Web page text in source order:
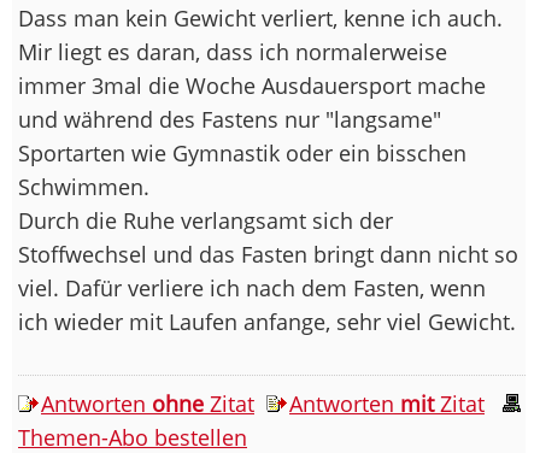
Dass man kein Gewicht verliert, kenne ich auch.
Mir liegt es daran, dass ich normalerweise
immer 3mal die Woche Ausdauersport mache
und während des Fastens nur "langsame"
Sportarten wie Gymnastik oder ein bisschen
Schwimmen.
Durch die Ruhe verlangsamt sich der
Stoffwechsel und das Fasten bringt dann nicht so
viel. Dafür verliere ich nach dem Fasten, wenn
ich wieder mit Laufen anfange, sehr viel Gewicht.
Antworten ohne Zitat Antworten mitZitat
Themen-Abo bestellen